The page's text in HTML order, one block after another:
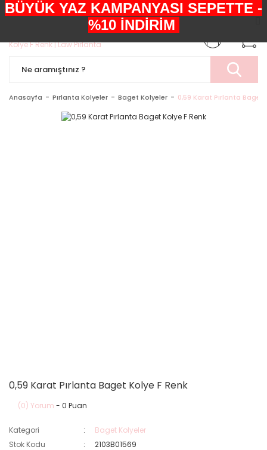
+90552 303 05 29
Anasayfa Pırlanta Kolyeler Baget Kolyeler 0,59 Karat Pırlanta Baget
0,59 Karat Pırlanta Baget Kolye F Renk
(0) Yorum - 0 Puan
Kategori
Baget Kolyeler
Stok Kodu
2103B01569
BÜYÜK YAZ KAMPANYASI SEPETTE -
%10 İNDİRİM